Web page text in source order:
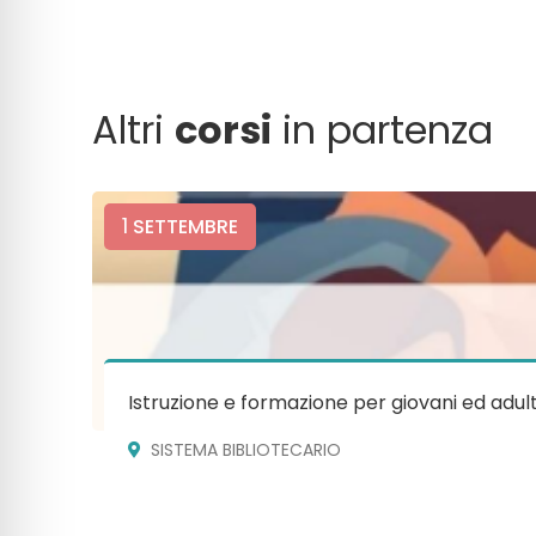
Altri corsi in partenza
1 SETTEMBRE
Istruzione e formazione per giovani ed
SISTEMA BIBLIOTECARIO